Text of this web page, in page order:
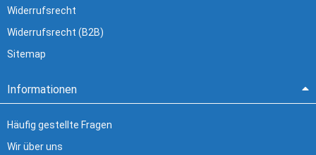
Widerrufsrecht
Widerrufsrecht (B2B)
Sitemap
Informationen
Häufig gestellte Fragen
Wir über uns